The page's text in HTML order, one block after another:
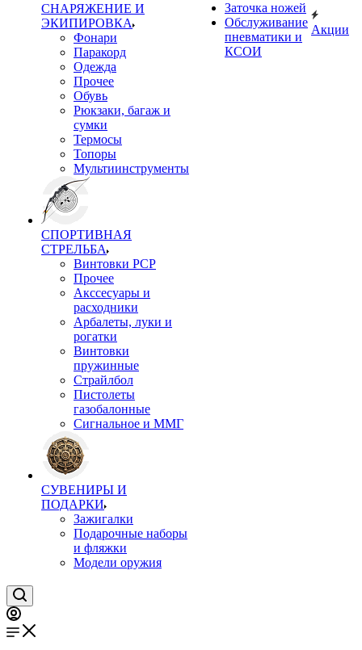
СНАРЯЖЕНИЕ И
ЭКИПИРОВКА
Фонари
Паракорд
Одежда
Прочее
Обувь
Рюкзаки, багаж и
сумки
Термосы
Топоры
Мультиинструменты
СПОРТИВНАЯ
СТРЕЛЬБА
Винтовки PCP
Прочее
Акссесуары и
расходники
Арбалеты, луки и
рогатки
Винтовки
пружинные
Страйлбол
Пистолеты
газобалонные
Сигнальное и ММГ
СУВЕНИРЫ И
ПОДАРКИ
Зажигалки
Подарочные наборы
и фляжки
Модели оружия
Заточка ножей
Обслуживание
пневматики и
КСОИ
Акции